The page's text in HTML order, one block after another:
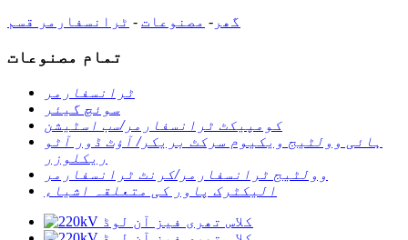
گھر - مصنوعات - ٹرانسفارمر قسم
تمام مصنوعات
ٹرانسفارمر
سوئچ گیئر
کومپیکٹ ٹرانسفارمر/سب اسٹیشن
ہائی وولٹیج ویکیوم سرکٹ بریکر/ آؤٹ ڈور آٹو
ریکلوزر
وولٹیج ٹرانسفارمر/کرنٹ ٹرانسفارمر
الیکٹرک پاور کی متعلقہ اشیاء